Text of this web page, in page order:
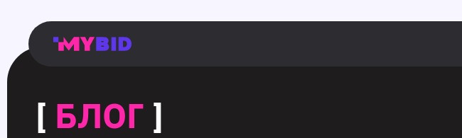
Главная
Гибкий
таргетинг
Возможности
Форматы
TMA
Главная
Домонетизация
TMA
Блог
Главная
страница
Main
page
Flexible
targeting
Opportunities
Formats
TMA
Main
page
Extra
monetization
TMA
Blog
Main
page
[ БЛОГ ]